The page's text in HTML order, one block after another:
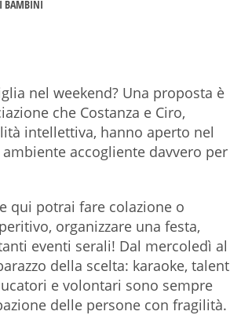
BAMBINI
nel weekend? Una proposta è
che Costanza e Ciro,
intellettiva, hanno aperto nel
accogliente davvero per
qui potrai fare colazione o
organizzare una festa,
eventi serali! Dal mercoledì al
della scelta: karaoke, talent
e volontari sono sempre
delle persone con fragilità.